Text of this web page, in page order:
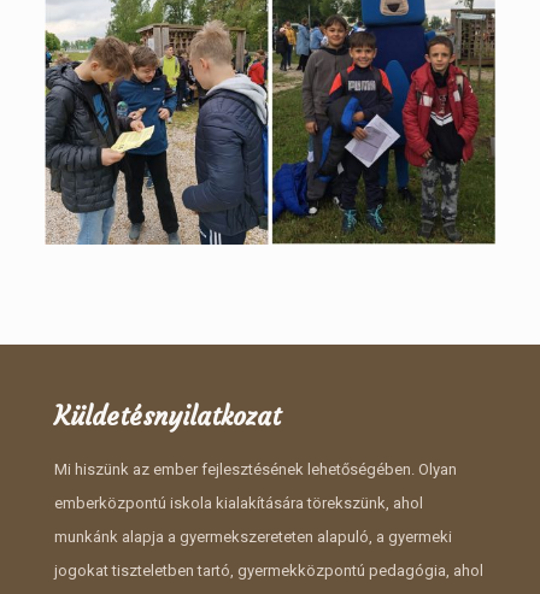
Küldetésnyilatkozat
Mi hiszünk az ember fejlesztésének lehetőségében. Olyan
emberközpontú iskola kialakítására törekszünk, ahol
munkánk alapja a gyermekszereteten alapuló, a gyermeki
jogokat tiszteletben tartó, gyermekközpontú pedagógia, ahol